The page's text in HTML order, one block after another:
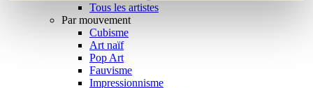
Tous les artistes
Par mouvement
Cubisme
Art naïf
Pop Art
Fauvisme
Impressionnisme